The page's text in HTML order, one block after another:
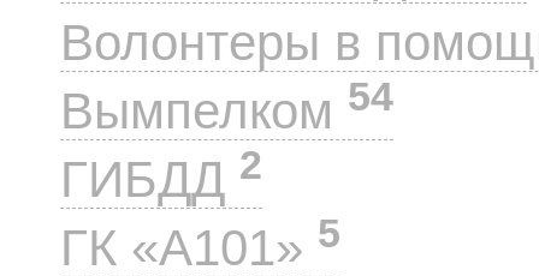
Волонтеры в
Вымпелком 54
ГИБДД 2
ГК «А101» 5